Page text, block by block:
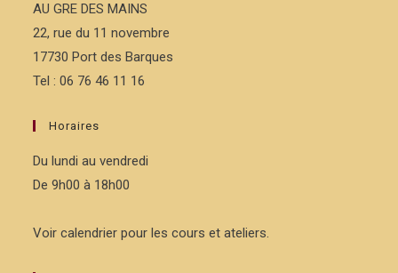
AU GRE DES MAINS
22, rue du 11 novembre
17730 Port des Barques
Tel : 06 76 46 11 16
Horaires
Du lundi au vendredi
De 9h00 à 18h00
Voir calendrier pour les cours et ateliers.